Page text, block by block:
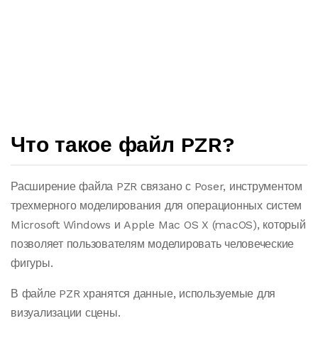
Что такое файл PZR?
Расширение файла PZR связано с Poser, инструментом
трехмерного моделирования для операционных систем
Microsoft Windows и Apple Mac OS X (macOS), который
позволяет пользователям моделировать человеческие
фигуры.
В файле PZR хранятся данные, используемые для
визуализации сцены.